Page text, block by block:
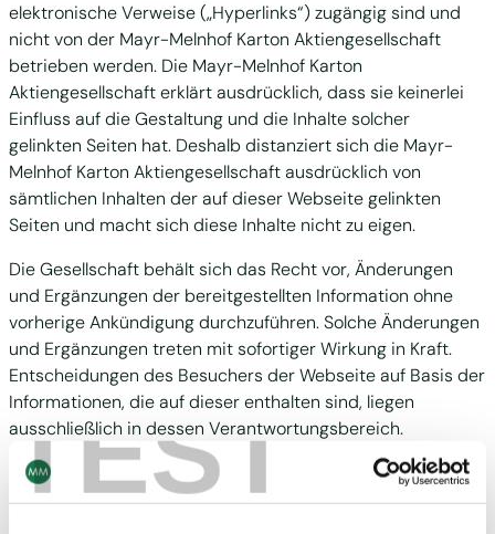
TEST
elektronische Verweise („Hyperlinks“) zugängig sind und
nicht von der Mayr-Melnhof Karton Aktiengesellschaft
betrieben werden. Die Mayr-Melnhof Karton
Aktiengesellschaft erklärt ausdrücklich, dass sie keinerlei
Einfluss auf die Gestaltung und die Inhalte solcher
gelinkten Seiten hat. Deshalb distanziert sich die Mayr-
Melnhof Karton Aktiengesellschaft ausdrücklich von
sämtlichen Inhalten der auf dieser Webseite gelinkten
Seiten und macht sich diese Inhalte nicht zu eigen.
Die Gesellschaft behält sich das Recht vor, Änderungen
und Ergänzungen der bereitgestellten Information ohne
vorherige Ankündigung durchzuführen. Solche Änderungen
und Ergänzungen treten mit sofortiger Wirkung in Kraft.
Entscheidungen des Besuchers der Webseite auf Basis der
Informationen, die auf dieser enthalten sind, liegen
ausschließlich in dessen Verantwortungsbereich.
Die Mayr-Melnhof Karton Aktiengesellschaft lehnt jegliche
Haftung für Schäden, einschließlich Folgeschäden, die im